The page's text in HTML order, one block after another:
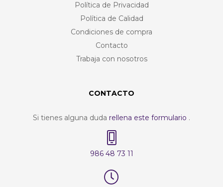
Política de Privacidad
Política de Calidad
Condiciones de compra
Contacto
Trabaja con nosotros
CONTACTO
Si tienes alguna duda rellena este formulario .
986 48 73 11